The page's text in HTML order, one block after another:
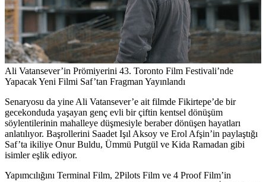
Ali Vatansever’in Prömiyerini 43. Toronto Film Festivali’nde
Yapacak Yeni Filmi Saf’tan Fragman Yayınlandı
Senaryosu da yine Ali Vatansever’e ait filmde Fikirtepe’de bir
gecekonduda yaşayan genç evli bir çiftin kentsel dönüşüm
söylentilerinin mahalleye düşmesiyle beraber dönüşen hayatları
anlatılıyor. Başrollerini Saadet Işıl Aksoy ve Erol Afşin’in paylaştığı
Saf’ta ikiliye Onur Buldu, Ümmü Putgül ve Kida Ramadan gibi
isimler eşlik ediyor.
Yapımcılığını Terminal Film, 2Pilots Film ve 4 Proof Film’in